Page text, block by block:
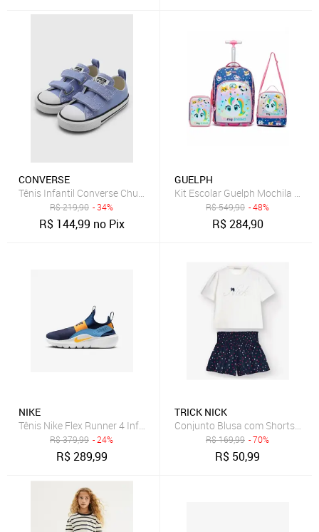
CONVERSE
Tênis Infantil Converse Chuck Taylor All Star Azul
R$219,90 - 34%
R$ 144,99 no Pix
GUELPH
Kit Escolar Guelph Mochila
R$549,90 - 48%
R$284,90
NIKE
Tênis Nike Flex Runner 4 Infantil
R$379,99 - 24%
R$289,99
TRICK NICK
Conjunto Blusa com Shorts
R$169,99 - 70%
R$ 50,99